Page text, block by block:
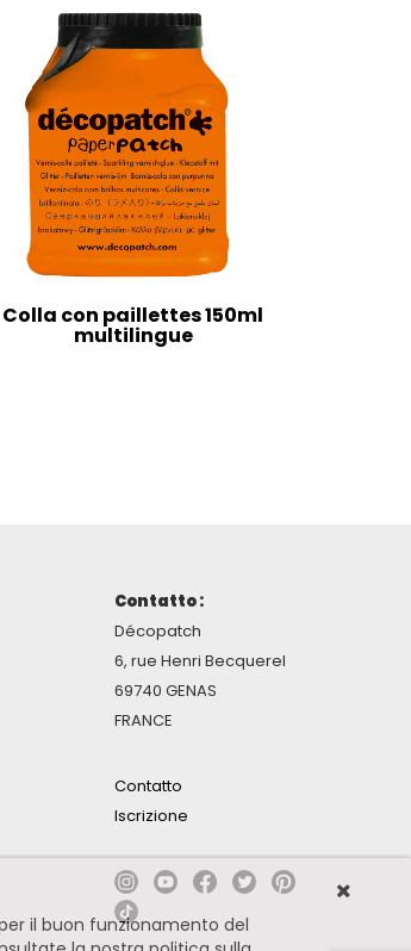
Colla con paillettes 150ml
multilingue
Contatto :
Décopatch
6, rue Henri Becquerel
69740 GENAS
FRANCE
Contatto
Iscrizione
il buon funzionamento del